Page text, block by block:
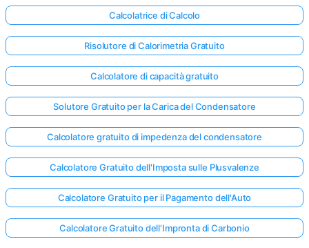
Calcolatrice di Calcolo
Risolutore di Calorimetria Gratuito
Calcolatore di capacità gratuito
Solutore Gratuito per la Carica del Condensatore
Calcolatore gratuito di impedenza del condensatore
Calcolatore Gratuito dell'Imposta sulle Plusvalenze
Calcolatore Gratuito per il Pagamento dell'Auto
Calcolatore Gratuito dell'Impronta di Carbonio